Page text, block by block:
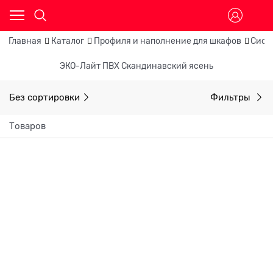
Главная Каталог Профиля и наполнение для шкафов
ЭКО-Лайт ПВХ Скандинавский ясень
Без сортировки Фильтры
Товаров